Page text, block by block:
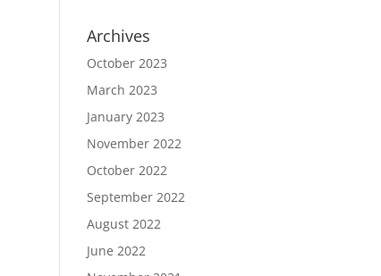
Archives
October 2023
March 2023
January 2023
November 2022
October 2022
September 2022
August 2022
June 2022